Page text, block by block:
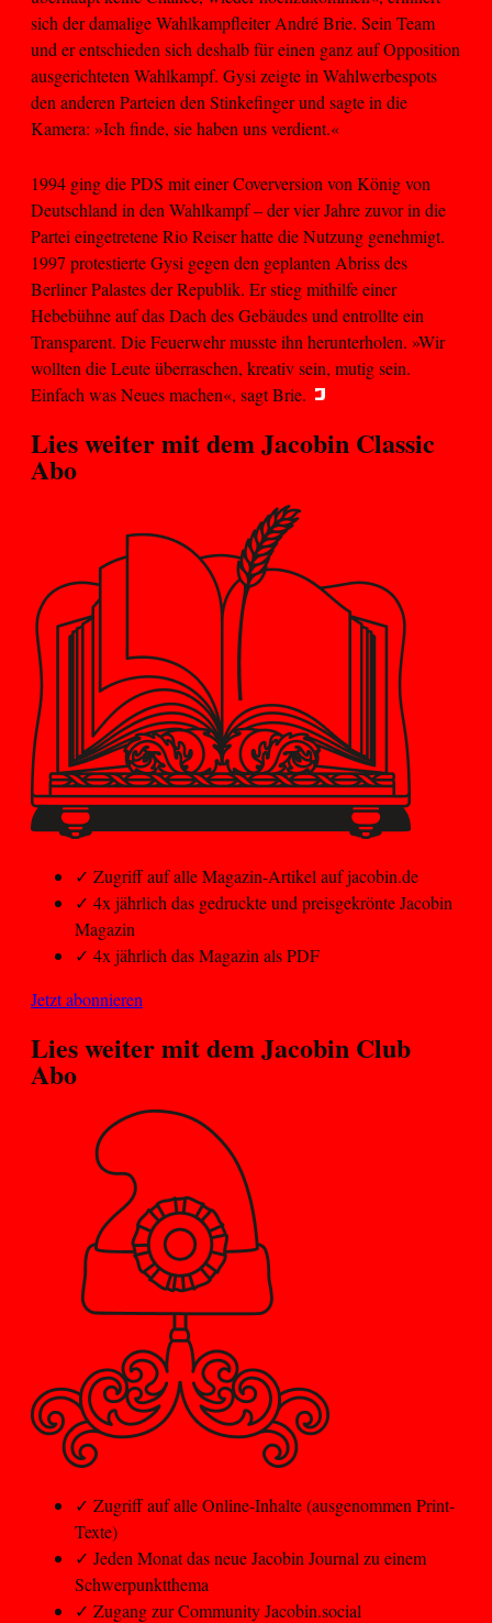
sich der damalige Wahlkampfleiter André Brie. Sein Team
und er entschieden sich deshalb für einen ganz auf Opposition
ausgerichteten Wahlkampf. Gysi zeigte in Wahlwerbespots
den anderen Parteien den Stinkefinger und sagte in die
Kamera: »Ich finde, sie haben uns verdient.«
1994 ging die PDS mit einer Coverversion von König von
Deutschland in den Wahlkampf – der vier Jahre zuvor in die
Partei eingetretene Rio Reiser hatte die Nutzung genehmigt.
1997 protestierte Gysi gegen den geplanten Abriss des
Berliner Palastes der Republik. Er stieg mithilfe einer
Hebebühne auf das Dach des Gebäudes und entrollte ein
Transparent. Die Feuerwehr musste ihn herunterholen. »Wir
wollten die Leute überraschen, kreativ sein, mutig sein.
Einfach was Neues machen«, sagt Brie.
Lies weiter mit demJacobin Classic
Abo
✓ Zugriff auf alle Magazin-Artikel auf jacobin.de
✓ 4x jährlich das gedruckte und preisgekrönte Jacobin
Magazin
✓ 4x jährlich das Magazin als PDF
Jetzt abonnieren
Lies weiter mit demJacobin Club
Abo
✓ Zugriff auf alle Online-Inhalte (ausgenommen Print-
Texte)
✓ Jeden Monat das neue Jacobin Journal zu einem
Schwerpunktthema
✓ Zugang zur Community Jacobin.social